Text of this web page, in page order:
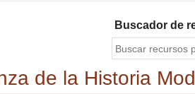
Buscador de